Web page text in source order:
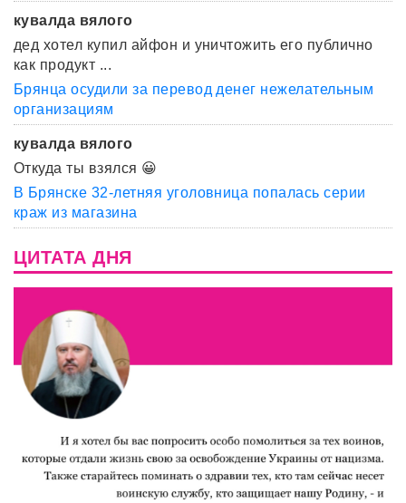
кувалда вялого
дед хотел купил айфон и уничтожить его публично
как продукт ...
Брянца осудили за перевод денег нежелательным
организациям
кувалда вялого
Откуда ты взялся 😀
В Брянске 32-летняя уголовница попалась серии
краж из магазина
ЦИТАТА ДНЯ